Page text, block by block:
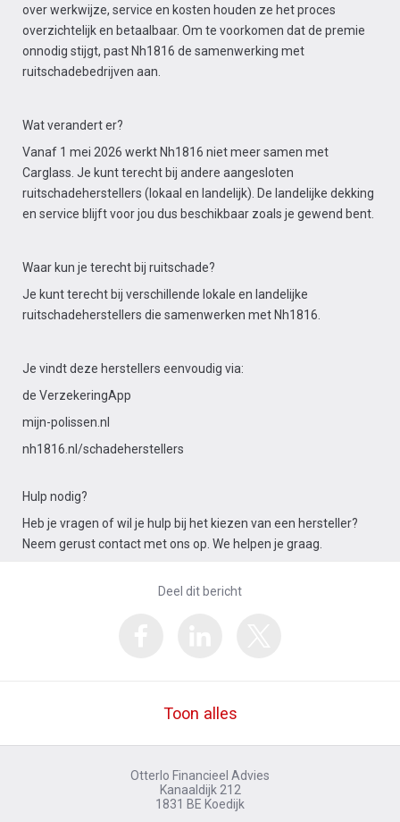
over werkwijze, service en kosten houden ze het proces
overzichtelijk en betaalbaar. Om te voorkomen dat de premie
onnodig stijgt, past Nh1816 de samenwerking met
ruitschadebedrijven aan.
Wat verandert er?
Vanaf 1 mei 2026 werkt Nh1816 niet meer samen met
Carglass. Je kunt terecht bij andere aangesloten
ruitschadeherstellers (lokaal en landelijk). De landelijke dekking
en service blijft voor jou dus beschikbaar zoals je gewend bent.
Waar kun je terecht bij ruitschade?
Je kunt terecht bij verschillende lokale en landelijke
ruitschadeherstellers die samenwerken met Nh1816.
Je vindt deze herstellers eenvoudig via:
de VerzekeringApp
mijn-polissen.nl
nh1816.nl/schadeherstellers
Hulp nodig?
Heb je vragen of wil je hulp bij het kiezen van een hersteller?
Neem gerust contact met ons op. We helpen je graag.
Deel dit bericht
Toon alles
Otterlo Financieel Advies
Kanaaldijk 212
1831 BE Koedijk